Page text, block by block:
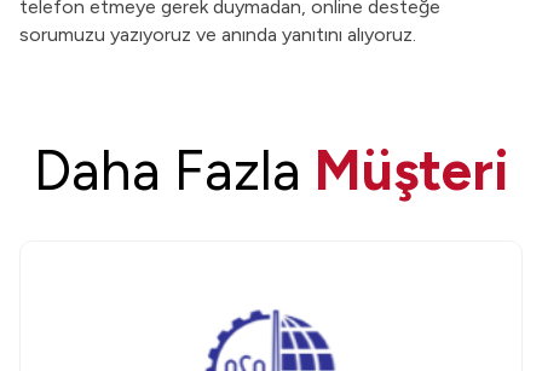
telefon etmeye gerek duymadan, online desteğe
sorumuzu yazıyoruz ve anında yanıtını alıyoruz.
Daha Fazla Müşteri